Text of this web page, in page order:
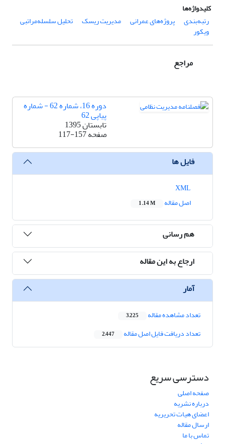
کلیدواژه‌ها
رتبه‌بندی
پروژه‌های عمرانی مدیریت ریسک تحلیل سلسله‌مراتبی
ویکور
مراجع
دوره 16، شماره 62 - شماره
پیاپی 62
تابستان 1395
صفحه117-157
فایل ها
اصل مقاله
1.14 M
هم رسانی
ارجاع به این مقاله
آمار
تعداد مشاهده مقاله 3,225
تعداد دریافت فایل اصل مقاله 2,447
دسترسی سریع
صفحه اصلی
درباره نشریه
اعضای هیات تحریریه
ارسال مقاله
تماس با ما